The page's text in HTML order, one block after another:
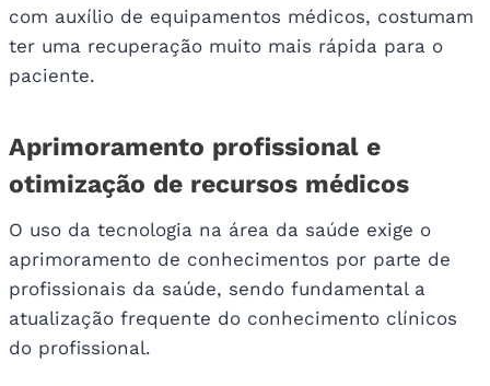
com auxílio de equipamentos médicos, costumam
ter uma recuperação muito mais rápida para o
paciente.
Aprimoramento profissional e
otimização de recursos médicos
O uso da tecnologia na área da saúde exige o
aprimoramento de conhecimentos por parte de
profissionais da saúde, sendo fundamental a
atualização frequente do conhecimento clínicos
do profissional.